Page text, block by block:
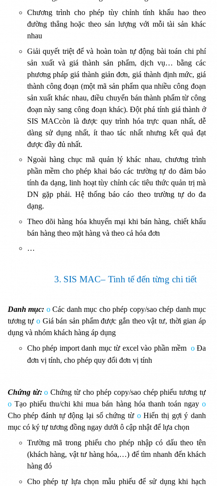
Chương trình cho phép tùy chỉnh tính khấu hao theo
đường thẳng hoặc theo sản lượng với mỗi tài sản khác
nhau
Giải quyết triệt để và hoàn toàn tự động bài toán chi phí
sản xuất và giá thành sản phẩm, dịch vụ… bằng các
phương pháp giá thành giản đơn, giá thành định mức, giá
thành công đoạn (một mã sản phẩm qua nhiều công đoạn
sản xuất khác nhau, điều chuyển bán thành phẩm từ công
đoạn này sang công đoạn khác). Đột phá tính giá thành ở
SIS MACcòn là được quy trình hóa trực quan nhất, dễ
dàng sử dụng nhất, ít thao tác nhất nhưng kết quả đạt
được đầy đủ nhất.
Ngoài hàng chục mã quản lý khác nhau, chương trình
phần mềm cho phép khai báo các trường tự do đảm bảo
tính đa dạng, linh hoạt tùy chỉnh các tiêu thức quản trị mà
DN gặp phải. Hệ thống báo cáo theo trường tự do đa
dạng.
Theo dõi hàng hóa khuyến mại khi bán hàng, chiết khấu
bán hàng theo mặt hàng và theo cả hóa đơn
…
3. SIS MAC– Tinh tế đến từng chi tiết
Danh mục: o Các danh mục cho phép copy/sao chép danh mục
tương tựo Giá bán sản phẩm được gắn theo vật tư, thời gian áp
dụng và nhóm khách hàng áp dụng
Cho phép import danh mục từ excel vào phần mềm o Đa
đơn vị tính, cho phép quy đổi đơn vị tính
Chứng từ:o Chứng từ cho phép copy/sao chép phiếu tương tự
o Tạo phiếu thu/chi khi mua bán hàng hóa thanh toán ngayo
Cho phép đánh tự động lại số chứng từ o Hiển thị gợi ý danh
mục có ký tự tương đồng ngay dưới ô cập nhật để lựa chọn
Trường mã trong phiếu cho phép nhập có dấu theo tên
(khách hàng, vật tư hàng hóa,…) để tìm nhanh đến khách
hàng đó
Cho phép tự lựa chọn mẫu phiếu để sử dụng khi hạch